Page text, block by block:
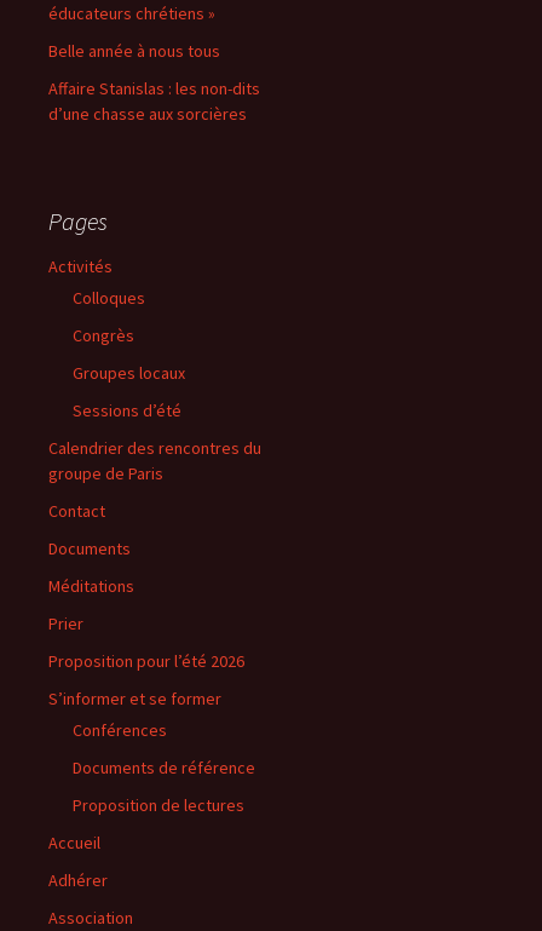
éducateurs chrétiens »
Belle année à nous tous
Affaire Stanislas : les non-dits
d’une chasse aux sorcières
Pages
Activités
Colloques
Congrès
Groupes locaux
Sessions d’été
Calendrier des rencontres du
groupe de Paris
Contact
Documents
Méditations
Prier
Proposition pour l’été 2026
S’informer et se former
Conférences
Documents de référence
Proposition de lectures
Accueil
Adhérer
Association